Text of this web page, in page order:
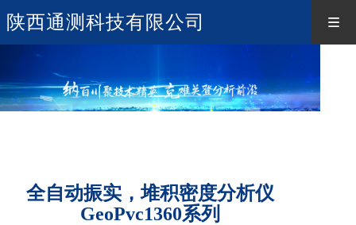
陕西通测科技有限公司
全自动振实，堆积密度分析仪
GeoPvc1360系列